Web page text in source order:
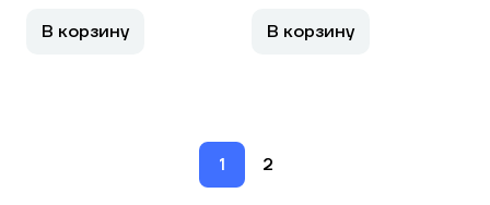
В корзину В корзину
1 2